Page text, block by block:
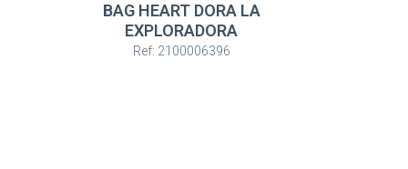
BAG HEART DORA LA
EXPLORADORA
Ref: 2100006396